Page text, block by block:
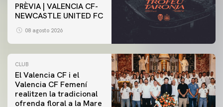
PRÈVIA | VALENCIA CF-
NEWCASTLE UNITED FC
08 agosto 2026
CLUB
El Valencia CF i el
Valencia CF Femení
realitzen la tradicional
ofrenda floral a la Mare